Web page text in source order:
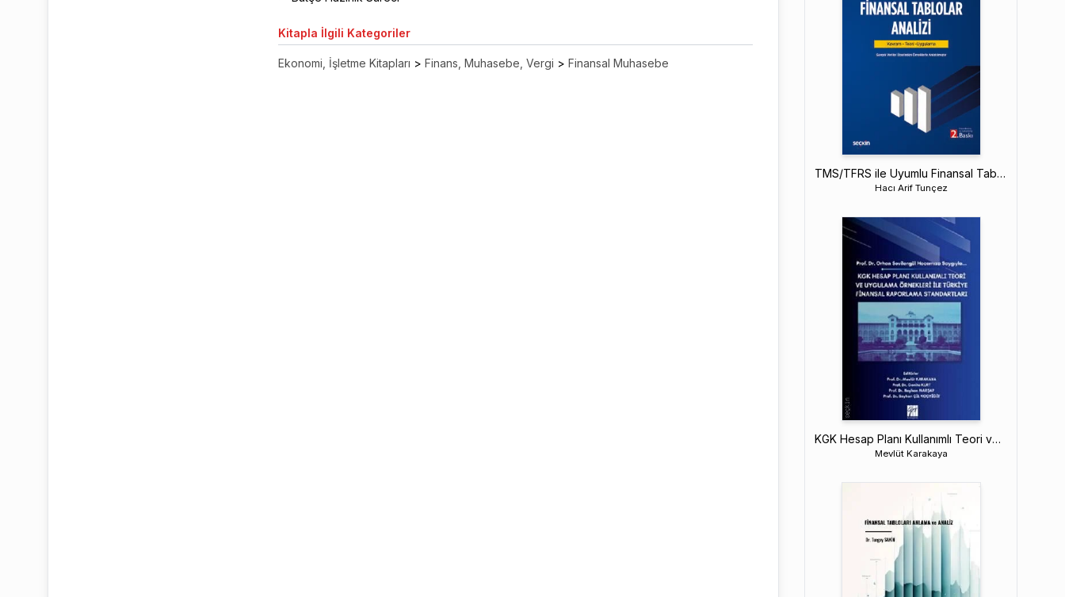
Kitapla İlgili Kategoriler
Ekonomi, İşletme Kitapları > Finans, Muhasebe, Vergi > Finansal Muhasebe
TMS/TFRS ile Uyumlu Finansal Tablolar Analizi
Hacı Arif Tunçez
KGK Hesap Planı Kullanımlı Teori ve Uygulama Örnekleri İle Türkiye Finansal Raporlama Standartları
Mevlüt Karakaya